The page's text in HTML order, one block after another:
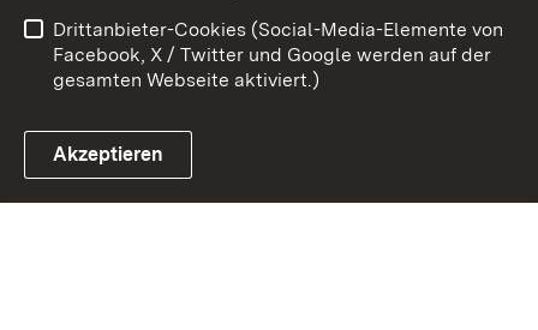
Link zum Landesportal
Cookies
Drittanbieter-Cookies (Social-Media-Elemente von
Facebook, X / Twitter und Google werden auf der
gesamten Webseite aktiviert.)
Akzeptieren